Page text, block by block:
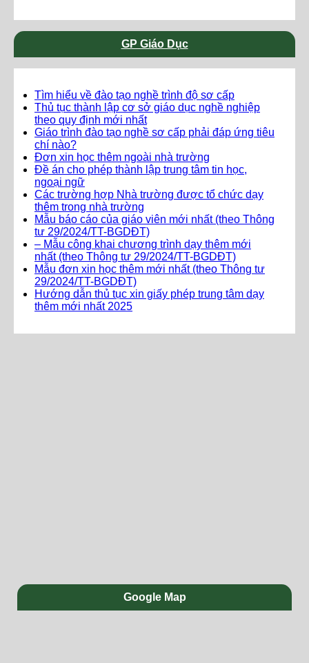
GP Giáo Dục
Tìm hiểu về đào tạo nghề trình độ sơ cấp
Thủ tục thành lập cơ sở giáo dục nghề nghiệp
theo quy định mới nhất
Giáo trình đào tạo nghề sơ cấp phải đáp ứng tiêu
chí nào?
Đơn xin học thêm ngoài nhà trường
Đề án cho phép thành lập trung tâm tin học,
ngoại ngữ
Các trường hợp Nhà trường được tổ chức dạy
thêm trong nhà trường
Mẫu báo cáo của giáo viên mới nhất (theo Thông
tư 29/2024/TT-BGDĐT)
– Mẫu công khai chương trình dạy thêm mới
nhất (theo Thông tư 29/2024/TT-BGDĐT)
Mẫu đơn xin học thêm mới nhất (theo Thông tư
29/2024/TT-BGDĐT)
Hướng dẫn thủ tục xin giấy phép trung tâm dạy
thêm mới nhất 2025
Google Map